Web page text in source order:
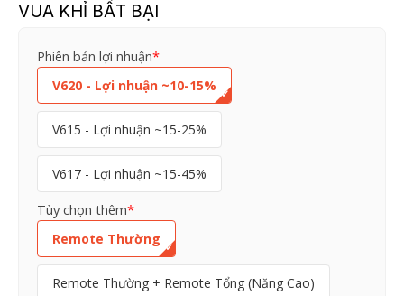
VUA KHỈ BẤT BẠI
*
Phiên bản lợi nhuận
V620 - Lợi nhuận ~10-15%
V615 - Lợi nhuận ~15-25%
V617 - Lợi nhuận ~15-45%
*
Tùy chọn thêm
Remote Thường
Remote Thường + Remote Tổng (Năng Cao)
VUA
KHỈ
lượng